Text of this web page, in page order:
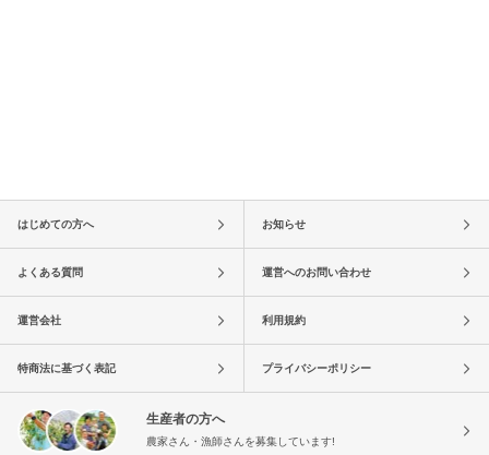
はじめての方へ お知らせ
よくある質問 運営へのお問い合わせ
運営会社 利用規約
特商法に基づく表記 プライバシーポリシー
生産者の方へ
農家さん・漁師さんを募集しています!